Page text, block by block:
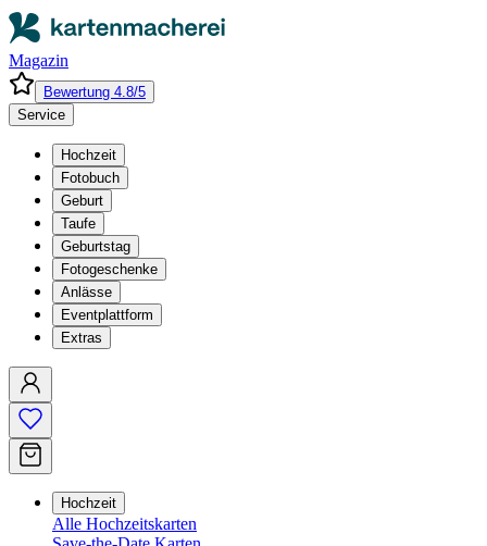
Magazin
Bewertung 4.8/5
Service
Hochzeit
Fotobuch
Geburt
Taufe
Geburtstag
Fotogeschenke
Anlässe
Eventplattform
Extras
Hochzeit
Alle Hochzeitskarten